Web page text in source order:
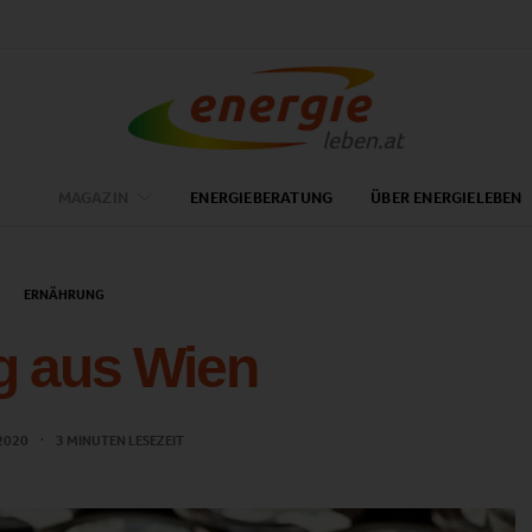
ENERGIEBERATUNG ÜBER ENERGIELEBEN
ERNÄHRUNG
aus Wien
3 MINUTEN LESEZEIT